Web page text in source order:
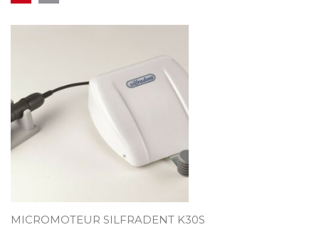
MES ACHATS
MICROMOTEUR SILFRADENT K30S